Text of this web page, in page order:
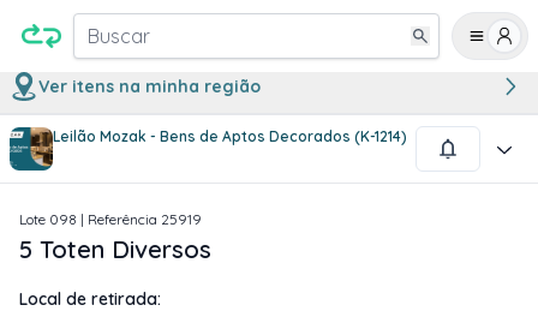
Buscar
Ver itens na minha região
Leilão Mozak - Bens de Aptos Decorados (K-1214)
1/5
Lote 098 | Referência 25919
5 Toten Diversos
Local de retirada: